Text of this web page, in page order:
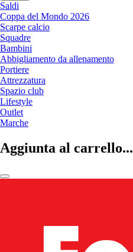
Saldi
Coppa del Mondo 2026
Scarpe calcio
Squadre
Bambini
Abbigliamento da allenamento
Portiere
Attrezzatura
Spazio club
Lifestyle
Outlet
Marche
Aggiunta al carrello...